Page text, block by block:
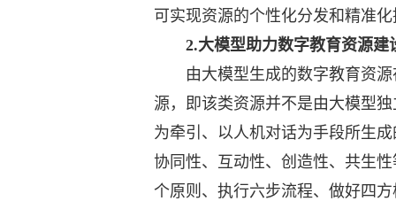
可实现资源的个性化分发和精准
2.大模型助力数字教育资源建
由大模型生成的数字教育资源
源，即该类资源并不是由大模型
为牵引、以人机对话为手段所生
协同性、互动性、创造性、共生
个原则、执行六步流程、做好四